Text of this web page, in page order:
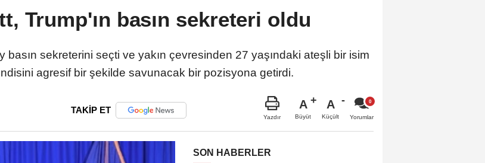
Trump'ın basın sekreteri oldu
sekreterini seçti ve yakın çevresinden 27 yaşındaki ateşli bir isim
agresif bir şekilde savunacak bir pozisyona getirdi.
TAKİP ET
Yazdır
A
Büyüt
A
Küçült Yorumlar
SON HABERLER